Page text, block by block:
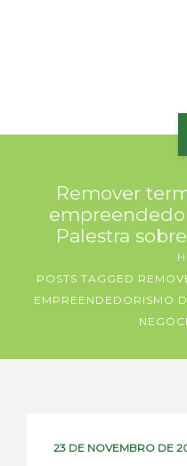
SOBRE
PORTFÓLIO
PRODUTOS E SERVIÇOS
Remover
Palestra
POSTS TAGGED
EMPREENDEDORISMO
23 DE NOVEMBRO DE